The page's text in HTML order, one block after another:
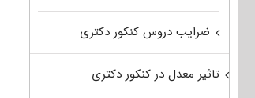
ضرایب دروس کنکور دکتری
تاثیر معدل در کنکور دکتری